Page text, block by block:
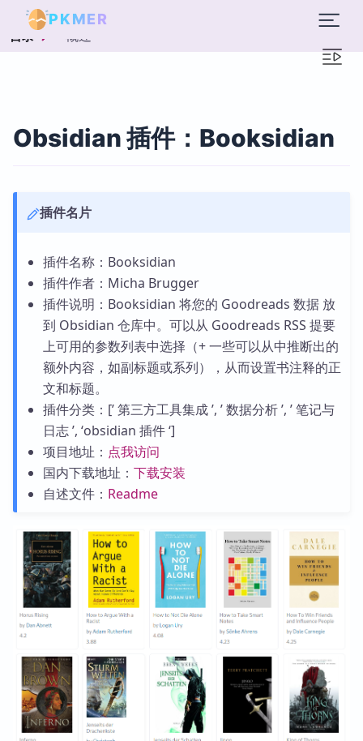
PKMER
目录 概述
Obsidian 插件：Booksidian
插件名片
插件名称：Booksidian
插件作者：Micha Brugger
插件说明：Booksidian 将您的 Goodreads 数据 放
到 Obsidian 仓库中。可以从 Goodreads RSS 提要
上可用的参数列表中选择（+ 一些可以从中推断出的
额外内容，如副标题或系列），从而设置书注释的正
文和标题。
插件分类：[’ 第三方工具集成 ’, ’ 数据分析 ’, ’ 笔记与
日志 ’, ‘obsidian 插件 ‘]
项目地址： 点我访问
国内下载地址： 下载安装
自述文件： Readme